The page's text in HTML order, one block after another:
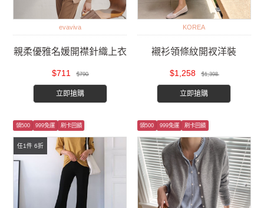
evaviva
親柔優雅名媛開襟針織上衣
$711 $790
立即搶購
KOREA
襯衫領條紋開衩洋裝
$1,258 $1,398
立即搶購
任1件 6折
領500 999免運 刷卡回饋 領500 999免運 刷卡回饋